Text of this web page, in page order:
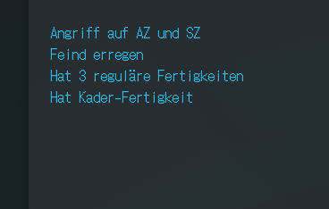
Angriff auf AZ und SZ
Feind erregen
Hat 3 reguläre Fertigkeiten
Hat Kader-Fertigkeit